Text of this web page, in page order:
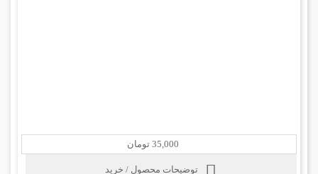
35,000 تومان
توضیحات محصول / خرید